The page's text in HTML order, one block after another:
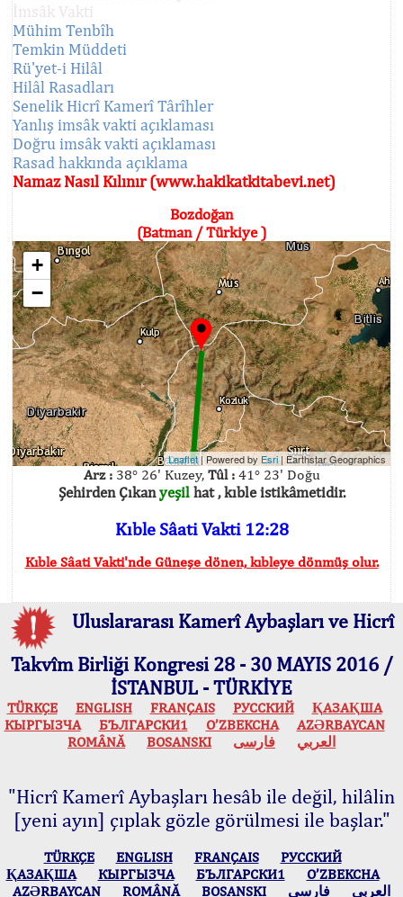
İmsâk Vakti
Mühim Tenbîh
Temkin Müddeti
Rü'yet-i Hilâl
Hilâl Rasadları
Senelik Hicrî Kamerî Târîhler
Yanlış imsâk vakti açıklaması
Doğru imsâk vakti açıklaması
Rasad hakkında açıklama
Namaz Nasıl Kılınır (www.hakikatkitabevi.net)
Bozdoğan
(Batman / Türkiye )
+
−
Leaflet| Powered by Esri | Earthstar Geographics
Arz :38° 26' Kuzey, Tûl :41° 23' Doğu
Şehirden Çıkanyeşilhat , kıble istikâmetidir.
Kıble Sâati Vakti 12:28
Kıble Sâati Vakti'nde Güneşe dönen, kıbleye dönmüş olur.
Uluslararası Kamerî Aybaşları ve Hicrî
Takvîm Birliği Kongresi 28 - 30 MAYIS 2016 /
İSTANBUL - TÜRKİYE
TÜRKÇE ENGLISH FRANÇAIS РУССКИЙ
ҚАЗАҚША
КЫPГЫЗЧA
БЪЛГАРСКИ1 O’ZBEKCHA
AZӘRBAYCAN
ROMÂNĂ
BOSANSKI العربي فارسی
"Hicrî Kamerî Aybaşları hesâb ile değil, hilâlin
[yeni ayın] çıplak gözle görülmesi ile başlar."
TÜRKÇE ENGLISH FRANÇAIS
РУССКИЙ
ҚАЗАҚША
КЫPГЫЗЧA БЪЛГАРСКИ1
O’ZBEKCHA
AZӘRBAYCAN
ROMÂNĂ BOSANSKI العربي فارسی